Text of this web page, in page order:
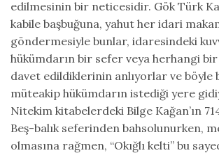
edilmesinin bir neticesidir. Gök Türk
kabile başbuğuna, yahut her idari
göndermesiyle bunlar, idaresindeki
hükümdarın bir sefer veya herhangi
davet edildiklerinin anlıyorlar ve böyle
müteakip hükümdarın istediği yere
Nitekim kitabelerdeki Bilge Kağan’ın
Beş-balık seferinden bahsolunurken,
olmasına rağmen, “Okığlı kelti” bu